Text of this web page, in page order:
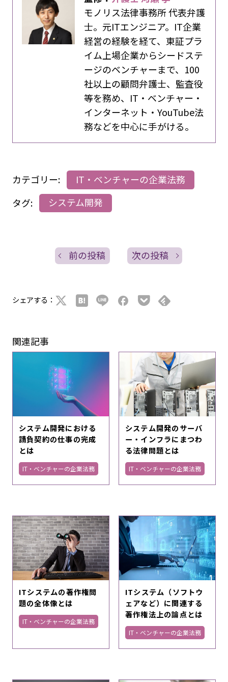
モノリス法律事務所 代表弁護
士。元ITエンジニア。IT企業
経営の経験を経て、東証プラ
イム上場企業からシードステ
ージのベンチャーまで、100
社以上の顧問弁護士、監査役
等を務め、IT・ベンチャー・
インターネット・YouTube法
務などを中心に手がける。
カテゴリー:
IT・ベンチャーの企業法務
タグ:
システム開発
前の投稿 次の投稿
シェアする：
関連記事
システム開発における
請負契約の仕事の完成
とは
IT・ベンチャーの企業法務
システム開発のサーバ
ー・インフラにまつわ
る法律問題とは
IT・ベンチャーの企業法務
ITシステムの著作権問
題の全体像とは
IT・ベンチャーの企業法務
ITシステム（ソフトウ
ェアなど）に関連する
著作権法上の論点とは
IT・ベンチャーの企業法務